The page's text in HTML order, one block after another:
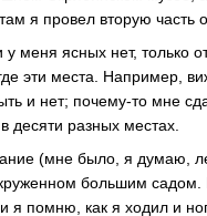
я провел вторую часть
меня ясных нет, только
эти места. Например,
и нет; почему-то мне
десяти разных местах.
(мне было, я думаю,
большим
я помню, как я ходил и